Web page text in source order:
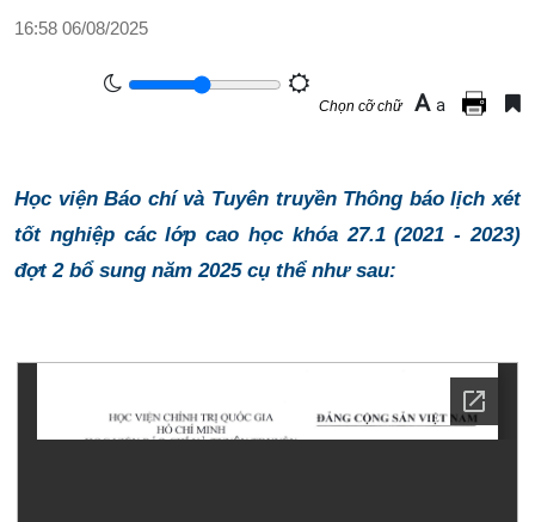
16:58 06/08/2025
Chọn cỡ chữ A a
Học viện Báo chí và Tuyên truyền Thông báo lịch xét
tốt nghiệp các lớp cao học khóa 27.1 (2021 - 2023)
đợt 2 bổ sung năm 2025 cụ thể như sau: